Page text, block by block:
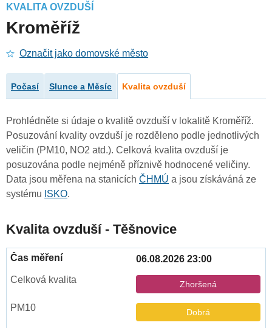
KVALITA OVZDUŠÍ
Kroměříž
Označit jako domovské město
Počasí Slunce a Měsíc Kvalita ovzduší
Prohlédněte si údaje o kvalitě ovzduší v lokalitě Kroměříž.
Posuzování kvality ovzduší je rozděleno podle jednotlivých
veličin (PM10, NO2 atd.). Celková kvalita ovzduší je
posuzována podle nejméně příznivě hodnocené veličiny.
Data jsou měřena na stanicích ČHMÚ a jsou získáváná ze
systému ISKO.
Kvalita ovzduší - Těšnovice
06.08.2026 23:00
Zhoršená
Dobrá